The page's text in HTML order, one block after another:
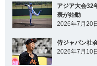
アジア大会32
表が始動
2026年7月20日
侍ジャパン社
2026年7月10日